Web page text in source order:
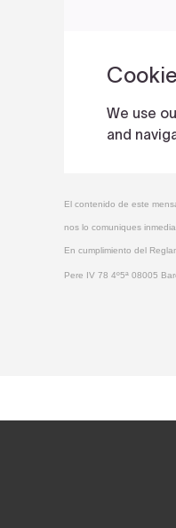
El contenido de este
nos lo comuniques
En cumplimiento del
Pere IV 78 4º5ª 08005